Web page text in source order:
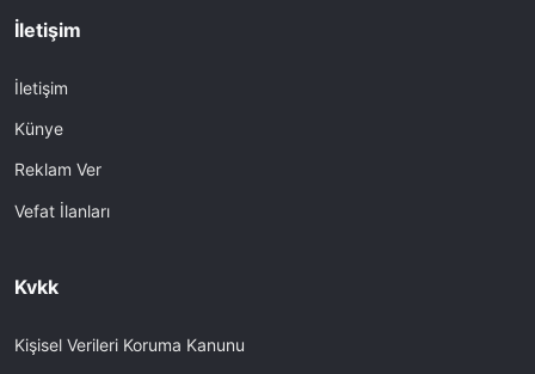
İletişim
İletişim
Künye
Reklam Ver
Vefat İlanları
Kvkk
Kişisel Verileri Koruma Kanunu